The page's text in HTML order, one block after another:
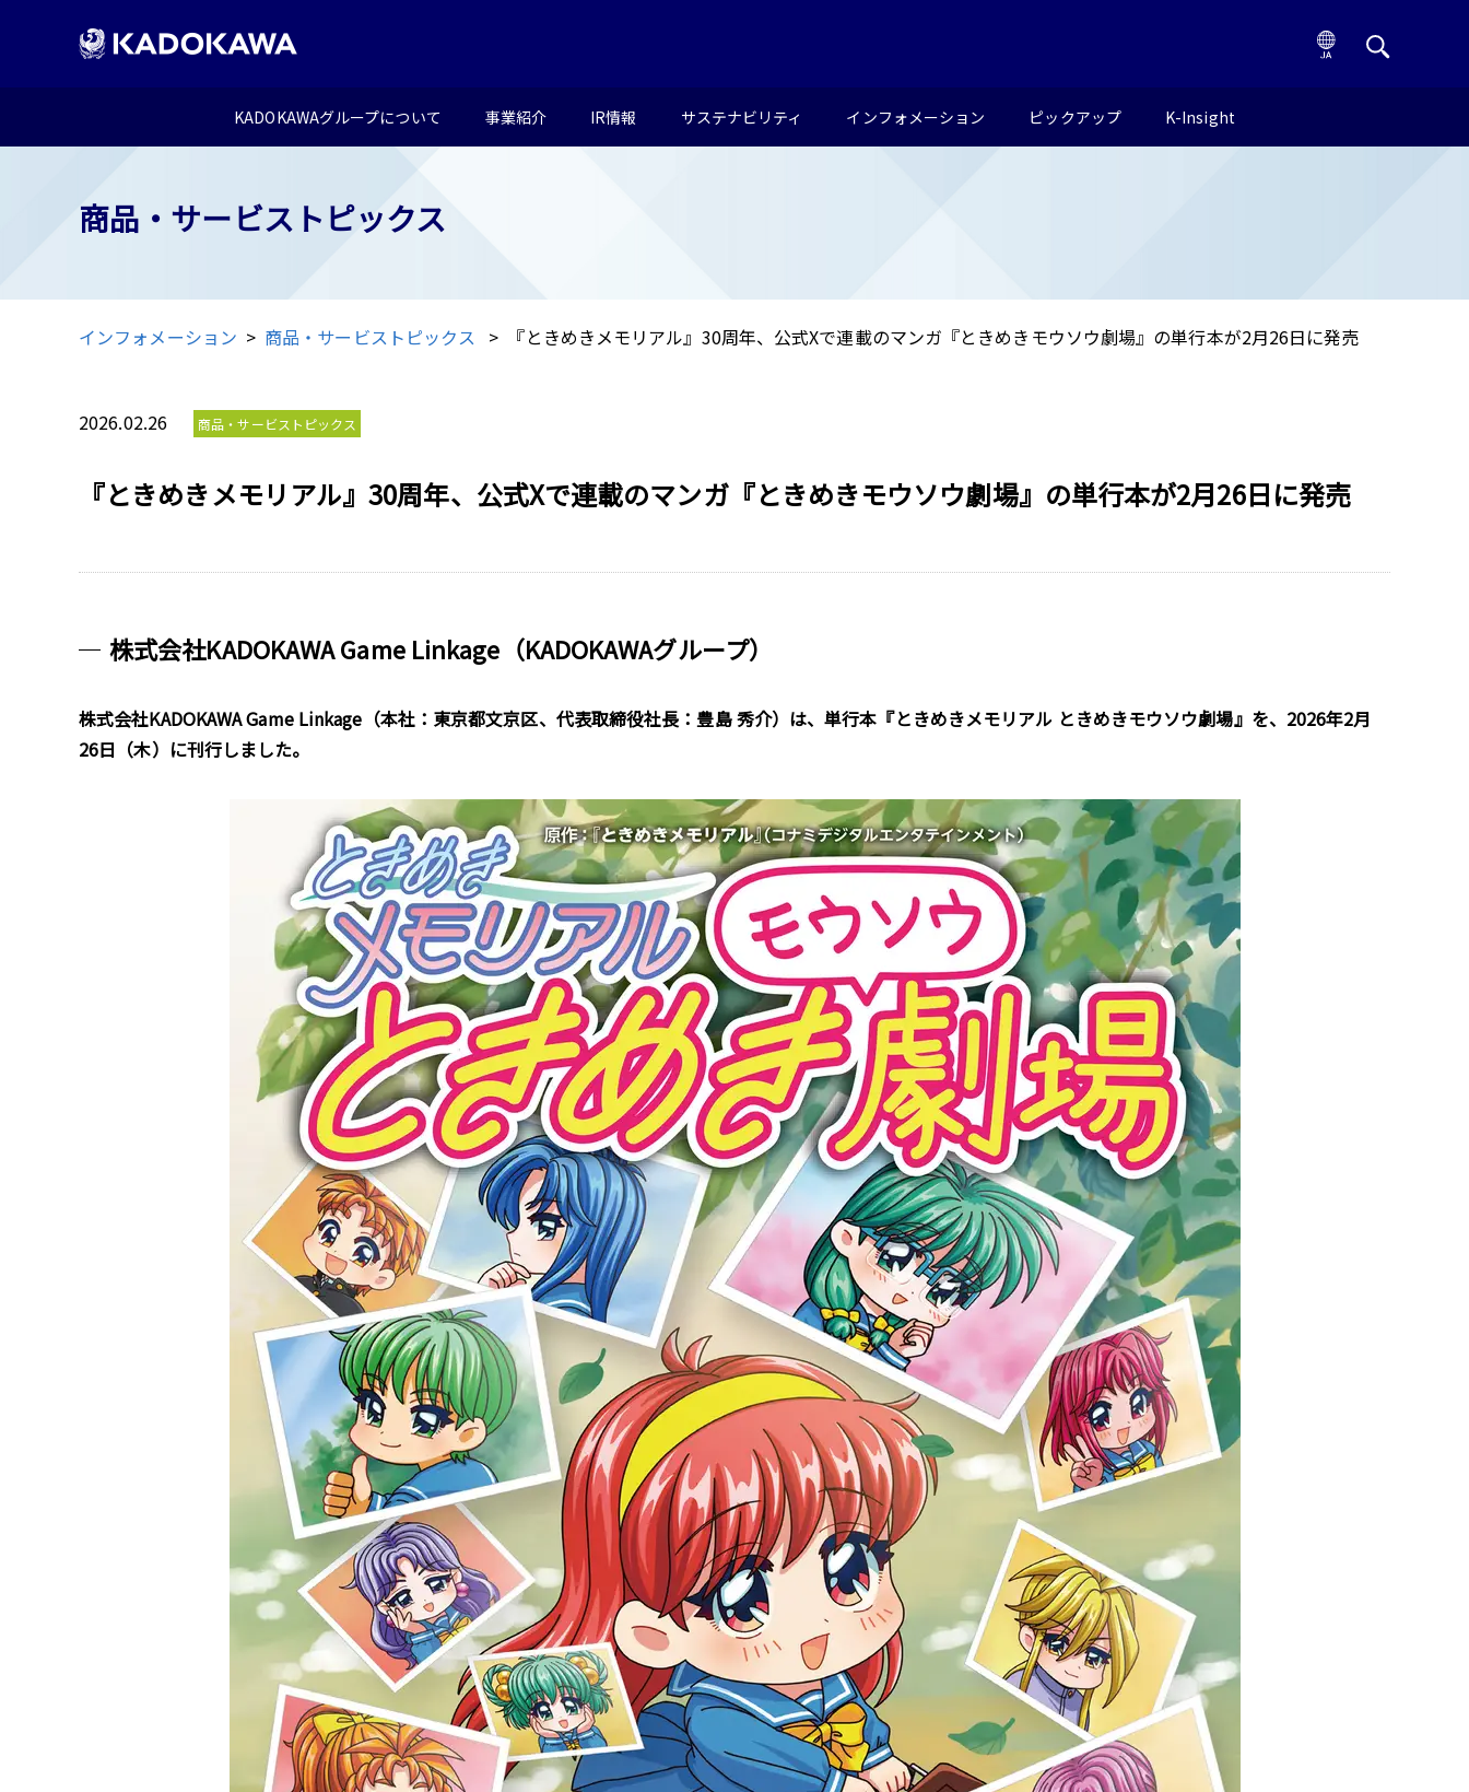
KADOKAWAグループについて 事業紹介 IR情報 サステナビリティ インフォメーション ピックアップ K-Insight
商品・サービストピックス
インフォメーション 商品・サービストピックス 『ときめきメモリアル』30周年、公式Xで連載のマンガ『ときめきモウソウ劇場』の単行本が2月26日に発売
2026.02.26 商品・サービストピックス
『ときめきメモリアル』30周年、公式Xで連載のマンガ『ときめきモウソウ劇場』の単行本が2月26日に発売
株式会社KADOKAWA Game Linkage（KADOKAWAグループ）
株式会社KADOKAWA Game Linkage（本社：東京都文京区、代表取締役社長：豊島 秀介）は、単行本『ときめきメモリアル ときめきモウソウ劇場』を、2026年2月
26日（木）に刊行しました。